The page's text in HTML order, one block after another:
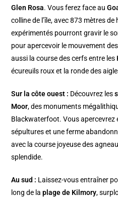
Glen Rosa. Vous ferez face au
colline de l’île, avec 873 mètres
expérimentés pourront gravir le
pour apercevoir le mouvement
aussi la course des cerfs entre les
écureuils roux et la ronde des
Sur la côte ouest : Découvrez les
Moor, des monuments
Blackwaterfoot. Vous apercevrez
sépultures et une ferme
avec la course joyeuse des
splendide.
Au sud : Laissez-vous entraîner
long de laplage de Kilmory,